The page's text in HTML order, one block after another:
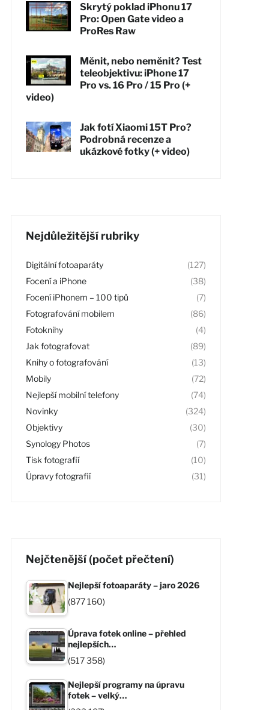
Skrytý poklad iPhonu 17
Pro: Open Gate video a
ProRes Raw
Měnit, nebo neměnit? Test
teleobjektivu: iPhone 17
Pro vs. 16 Pro / 15 Pro (+
video)
Jak fotí Xiaomi 15T Pro?
Podrobná recenze a
ukázkové fotky (+ video)
Nejdůležitější rubriky
Digitální fotoaparáty
(127)
Focení a iPhone
(38)
Focení iPhonem – 100 tipů
(7)
Fotografování mobilem
(86)
Fotoknihy
(4)
Jak fotografovat
(89)
Knihy o fotografování
(13)
Mobily
(72)
Nejlepší mobilní telefony
(74)
Novinky
(324)
Objektivy
(30)
Synology Photos
(7)
Tisk fotografií
(10)
Úpravy fotografií
(31)
Nejčtenější (počet přečtení)
Nejlepší fotoaparáty – jaro 2026
(877 160)
Úprava fotek online – přehled
nejlepších…
(517 358)
Nejlepší programy na úpravu
fotek – velký…